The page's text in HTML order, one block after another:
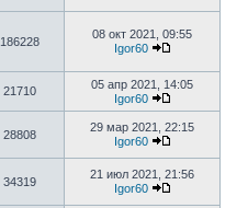
186228
08 окт 2021, 09:55
Igor60
21710
05 апр 2021, 14:05
Igor60
28808
29 мар 2021, 22:15
Igor60
34319
21 июл 2021, 21:56
Igor60